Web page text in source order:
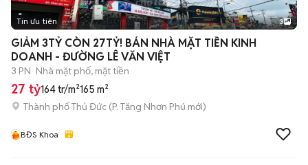
Tin ưu tiên 3
GIẢM 3TỶ CÒN 27TỶ! BÁN NHÀ MẶT TIỀN KINH
DOANH - ĐƯỜNG LÊ VĂN VIỆT
3 PN Nhà mặt phố, mặt tiền
27 tỷ164 tr/m²165 m²
Thành phố Thủ Đức (P. Tăng Nhơn Phú mới)
BĐS Khoa